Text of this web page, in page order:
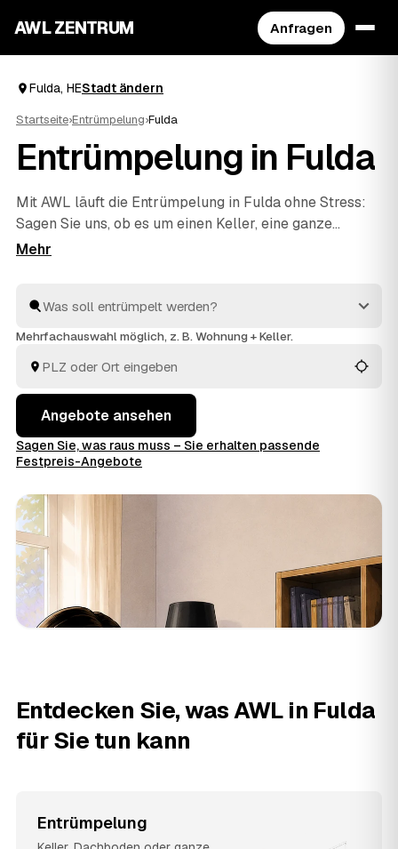
AWL ZENTRUM Anfragen
Fulda, HEStadt ändern
Startseite›Entrümpelung›Fulda
Entrümpelung in Fulda
Mit AWL läuft die Entrümpelung in Fulda ohne Stress:
Sagen Sie uns, ob es um einen Keller, eine ganze
Wohnung, ein Haus oder eine Messie-Wohnung geht,
Nähe – von Fulda bisMeiningen
sparen Sie sich das einzelne Anfragen und sehen direkt,
Mehrfachauswahl möglich, z. B. Wohnung + Keller.
Angebote ansehen
Sagen Sie, was raus muss – Sie erhalten passende
Festpreis-Angebote
Entdecken Sie, was AWL in Fulda
für Sie tun kann
Entrümpelung